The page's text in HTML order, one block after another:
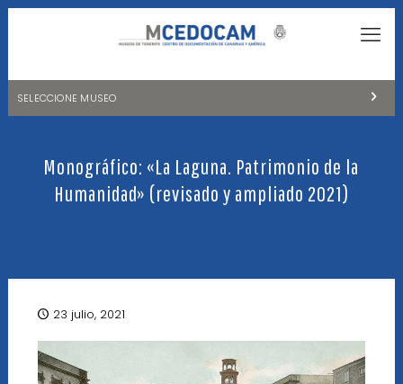
SELECCIONE MUSEO
NATURALEZA Y ARQUEOLOGÍA
CENTRO DE DOCUMENTACIÓN DE CANARIAS Y AMÉRICA
CUEVA DEL VIENTO
Monográfico: «La Laguna. Patrimonio de la
Humanidad» (revisado y ampliado 2021)
23 julio, 2021